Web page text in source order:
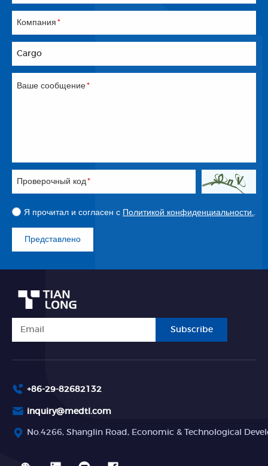
Компания *
Cargo
Ваше сообщение*
Проверочный код *
Я прочитал и согласен с Политикой конфиденциальности.
Представлено
Subscribe
+86-29-82682132
inquiry@medtl.com
No.4266, Shanglin Road, Economic & Technological